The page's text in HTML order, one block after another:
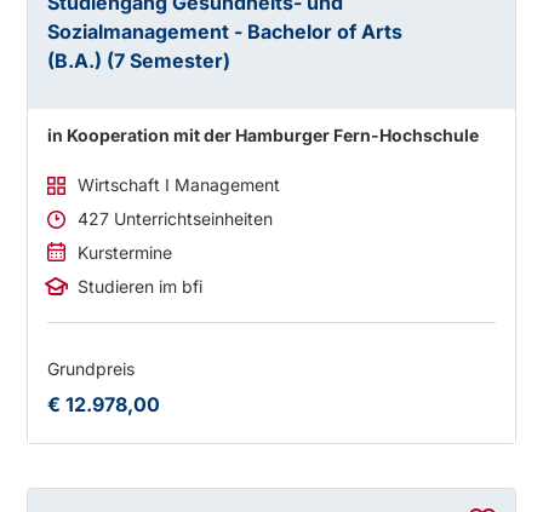
Sozialmanagement - Bachelor of Arts
(B.A.) (7 Semester)
in Kooperation mit der Hamburger Fern-Hochschule
Wirtschaft I Management
427 Unterrichtseinheiten
Kurstermine
Studieren im bfi
Grundpreis
€ 12.978,00